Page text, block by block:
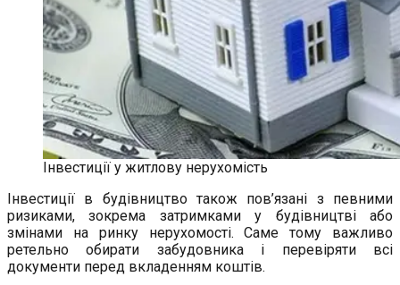
Інвестиції у житлову нерухомість
Інвестиції в будівництво також пов’язані з певними
ризиками, зокрема затримками у будівництві або
змінами на ринку нерухомості. Саме тому важливо
ретельно обирати забудовника і перевіряти всі
документи перед вкладенням коштів.